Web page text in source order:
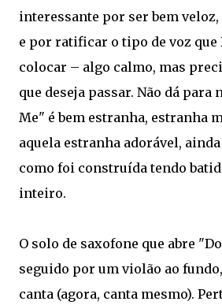
interessante por ser bem
e por ratificar o tipo de voz que
colocar – algo calmo, mas
que deseja passar. Não dá para
Me" é bem estranha, estranha
aquela estranha adorável,
como foi construída tendo
inteiro.
O solo de saxofone que abre
seguido por um violão ao
canta (agora, canta mesmo).